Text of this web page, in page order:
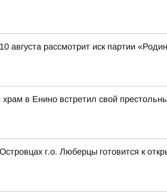
августа рассмотрит иск партии
храм в Енино встретил свой
г.о. Люберцы готовится к